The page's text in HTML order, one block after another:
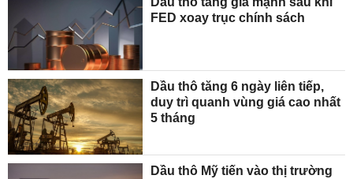
FED xoay trục chính sách
Dầu thô tăng 6 ngày liên tiếp,
duy trì quanh vùng giá cao nhất
5 tháng
Dầu thô Mỹ tiến vào thị trường